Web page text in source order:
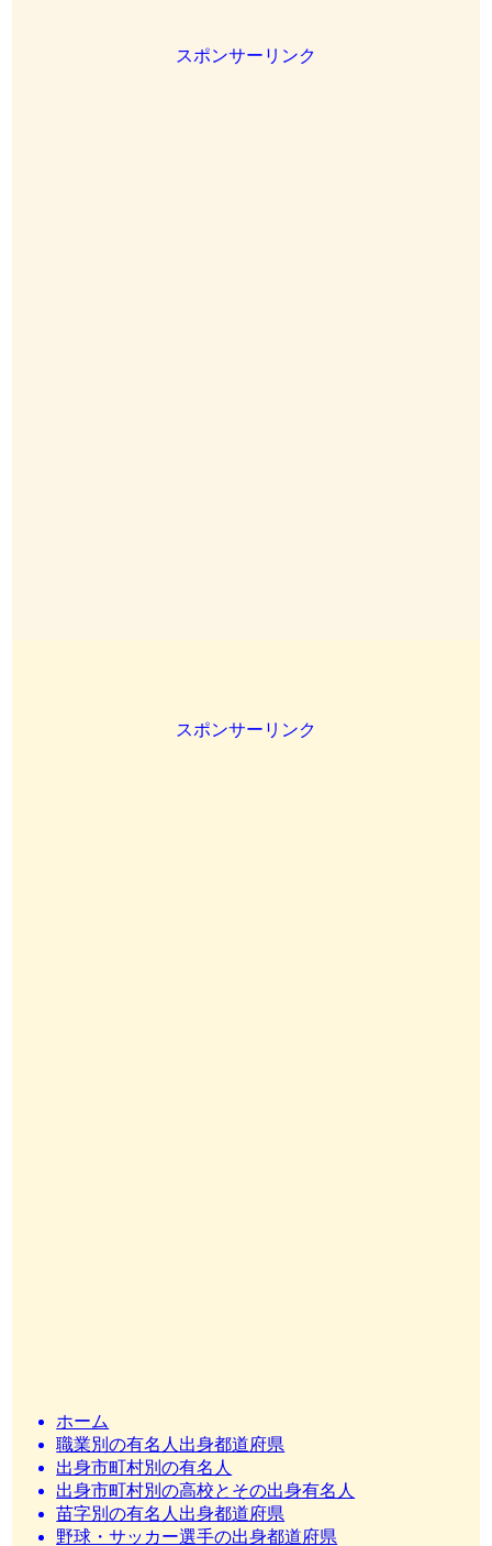
スポンサーリンク
スポンサーリンク
ホーム
職業別の有名人出身都道府県
出身市町村別の有名人
出身市町村別の高校とその出身有名人
苗字別の有名人出身都道府県
野球・サッカー選手の出身都道府県